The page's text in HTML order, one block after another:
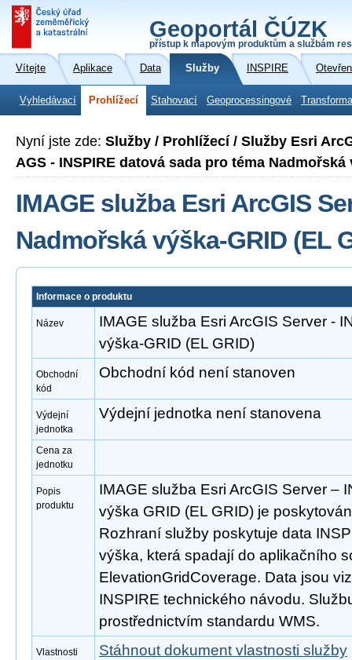
Geoportál ČÚZK
přístup k mapovým produktům a službám
Vítejte Aplikace Data Služby INSPIRE
Vyhledávací Prohlížecí Stahovací Geoprocessingové
Nyní jste zde: Služby / Prohlížecí / Služby Esri
AGS - INSPIRE datová sada pro téma Nadmořská
IMAGE služba Esri ArcGIS
Nadmořská výška-GRID (EL
Informace o produktu
Název
IMAGE služba Esri ArcGIS Server -
výška-GRID (EL GRID)
Obchodní
kód
Obchodní kód není stanoven
Výdejní
jednotka
Výdejní jednotka není stanovena
Cena za
jednotku
Popis
produktu
IMAGE služba Esri ArcGIS Server –
výška GRID (EL GRID) je
Rozhraní služby poskytuje data
výška, která spadají do aplikačního
ElevationGridCoverage. Data jsou
INSPIRE technického návodu.
prostřednictvím standardu WMS.
Vlastnosti
Stáhnout dokument vlastnosti služby